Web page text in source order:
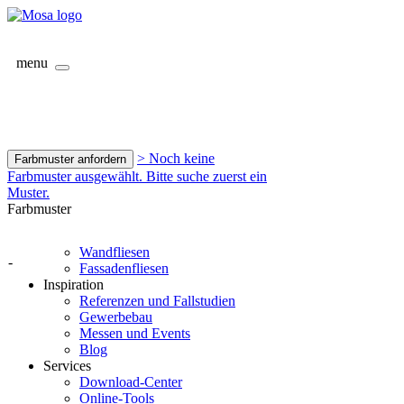
menu
Farbmuster anfordern
> Noch keine
Farbmuster ausgewählt. Bitte suche zuerst ein
Muster.
Farbmuster
-
Wandfliesen
Fassadenfliesen
Inspiration
Referenzen und Fallstudien
Gewerbebau
Messen und Events
Blog
Services
Download-Center
Online-Tools